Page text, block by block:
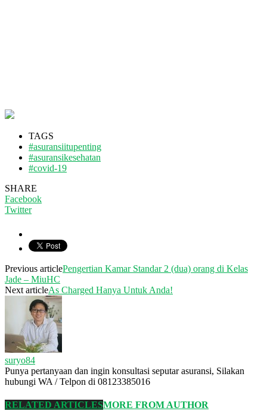
TAGS
#asuransiitupenting
#asuransikesehatan
#covid-19
SHARE
Facebook
Twitter
Previous articlePengertian Kamar Standar 2 (dua) orang di Kelas
Jade – MiuHC
Next articleAs Charged Hanya Untuk Anda!
suryo84
Punya pertanyaan dan ingin konsultasi seputar asuransi, Silakan
hubungi WA / Telpon di 08123385016
RELATED ARTICLESMORE FROM AUTHOR